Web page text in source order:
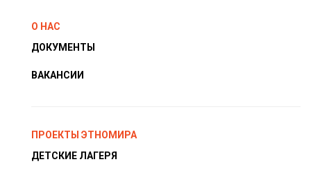
О НАС
ДОКУМЕНТЫ
ВАКАНСИИ
ПРОЕКТЫ ЭТНОМИРА
ДЕТСКИЕ ЛАГЕРЯ